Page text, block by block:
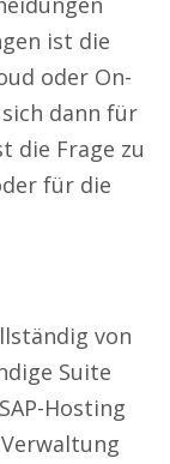
ist die
oder On-
dann für
die Frage zu
für die
von
Suite
Hosting